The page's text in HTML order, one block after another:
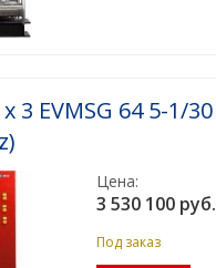
3 EVMSG 64 5-1/30
Цена:
3 530 100 руб.
Под заказ